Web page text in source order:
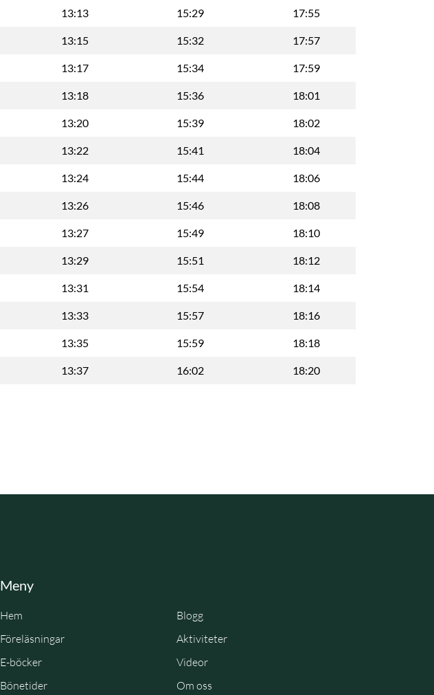
13:13 15:29 17:55
13:15 15:32 17:57
13:17 15:34 17:59
13:18 15:36 18:01
13:20 15:39 18:02
13:22 15:41 18:04
13:24 15:44 18:06
13:26 15:46 18:08
13:27 15:49 18:10
13:29 15:51 18:12
13:31 15:54 18:14
13:33 15:57 18:16
13:35 15:59 18:18
13:37 16:02 18:20
Meny
Hem
Blogg
Föreläsningar
Aktiviteter
E-böcker
Videor
Bönetider
Om oss